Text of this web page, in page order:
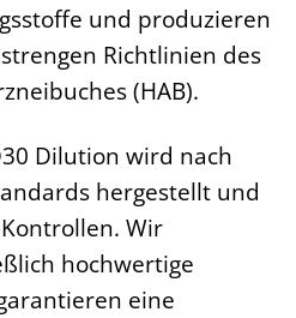
und produzieren
Richtlinien des
(HAB).
Dilution wird nach
hergestellt und
Wir
hochwertige
eine